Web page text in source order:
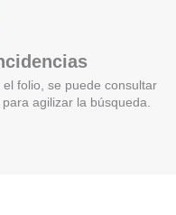
folio, se puede consultar
agilizar la búsqueda.